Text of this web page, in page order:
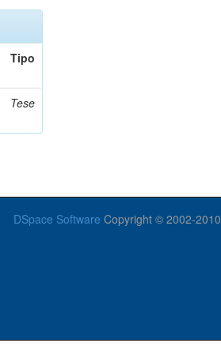
Tipo
Tese
DSpace Software Copyright © 2002-2010